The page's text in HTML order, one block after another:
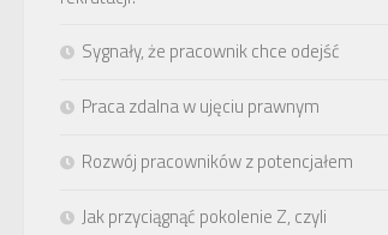
Sygnały, że pracownik chce odejść
Praca zdalna w ujęciu prawnym
Rozwój pracowników z potencjałem
Jak przyciągnąć pokolenie Z, czyli